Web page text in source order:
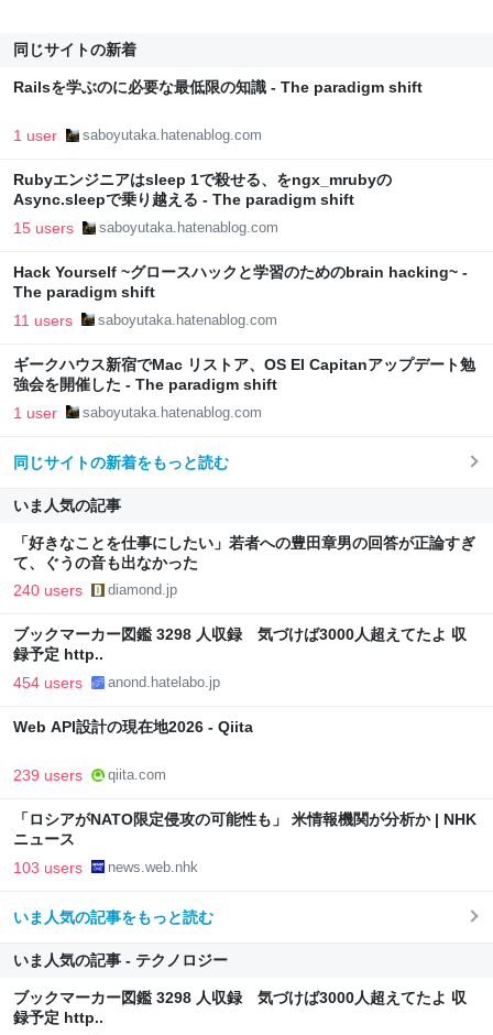
同じサイトの新着
Railsを学ぶのに必要な最低限の知識 - The paradigm shift
1 user saboyutaka.hatenablog.com
Rubyエンジニアはsleep 1で殺せる、をngx_mrubyの
Async.sleepで乗り越える - The paradigm shift
15 users saboyutaka.hatenablog.com
Hack Yourself ~グロースハックと学習のためのbrain hacking~ -
The paradigm shift
11 users saboyutaka.hatenablog.com
ギークハウス新宿でMac リストア、OS El Capitanアップデート勉
強会を開催した - The paradigm shift
1 user saboyutaka.hatenablog.com
同じサイトの新着をもっと読む
いま人気の記事
「好きなことを仕事にしたい」若者への豊田章男の回答が正論すぎ
て、ぐうの音も出なかった
240 users diamond.jp
ブックマーカー図鑑 3298 人収録 気づけば3000人超えてたよ 収
録予定 http..
454 users anond.hatelabo.jp
Web API設計の現在地2026 - Qiita
239 users qiita.com
「ロシアがNATO限定侵攻の可能性も」 米情報機関が分析か | NHK
ニュース
103 users news.web.nhk
いま人気の記事をもっと読む
いま人気の記事 - テクノロジー
ブックマーカー図鑑 3298 人収録 気づけば3000人超えてたよ 収
録予定 http..